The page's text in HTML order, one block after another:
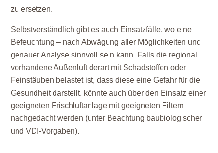
zu ersetzen.
Selbstverständlich gibt es auch Einsatzfälle, wo eine
Befeuchtung – nach Abwägung aller Möglichkeiten und
genauer Analyse sinnvoll sein kann. Falls die regional
vorhandene Außenluft derart mit Schadstoffen oder
Feinstäuben belastet ist, dass diese eine Gefahr für die
Gesundheit darstellt, könnte auch über den Einsatz einer
geeigneten Frischluftanlage mit geeigneten Filtern
nachgedacht werden (unter Beachtung baubiologischer
und VDI-Vorgaben).